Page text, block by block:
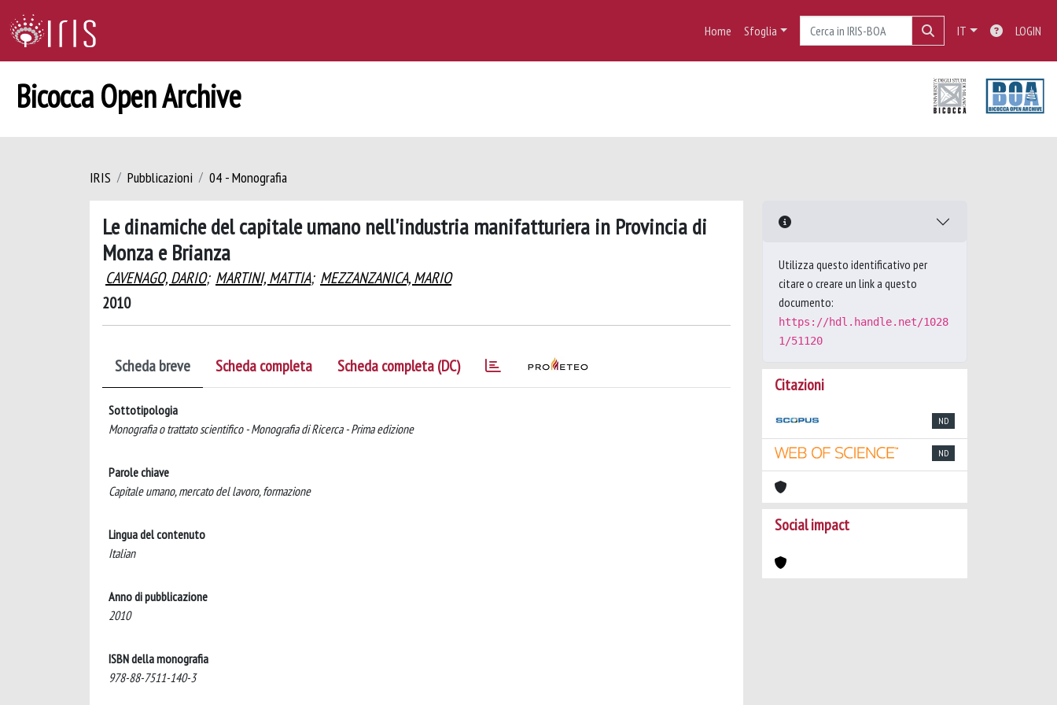
Home Sfoglia IT LOGIN
Bicocca Open Archive
IRIS Pubblicazioni 04 - Monografia
Le dinamiche del capitale umano nell'industria manifatturiera in Provincia di
Monza e Brianza
CAVENAGO, DARIO; MARTINI, MATTIA; MEZZANZANICA, MARIO
2010
Scheda breve Scheda completa Scheda completa (DC)
Sottotipologia
Monografia o trattato scientifico - Monografia di Ricerca - Prima edizione
Parole chiave
Capitale umano, mercato del lavoro, formazione
Lingua del contenuto
Italian
Anno di pubblicazione
2010
ISBN della monografia
978-88-7511-140-3
Utilizza questo identificativo per
citare o creare un link a questo
documento:
https://hdl.handle.net/1028
1/51120
Citazioni
ND
ND
Social impact